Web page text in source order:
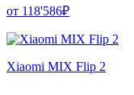
от 118'586₽
Xiaomi MIX Flip 2